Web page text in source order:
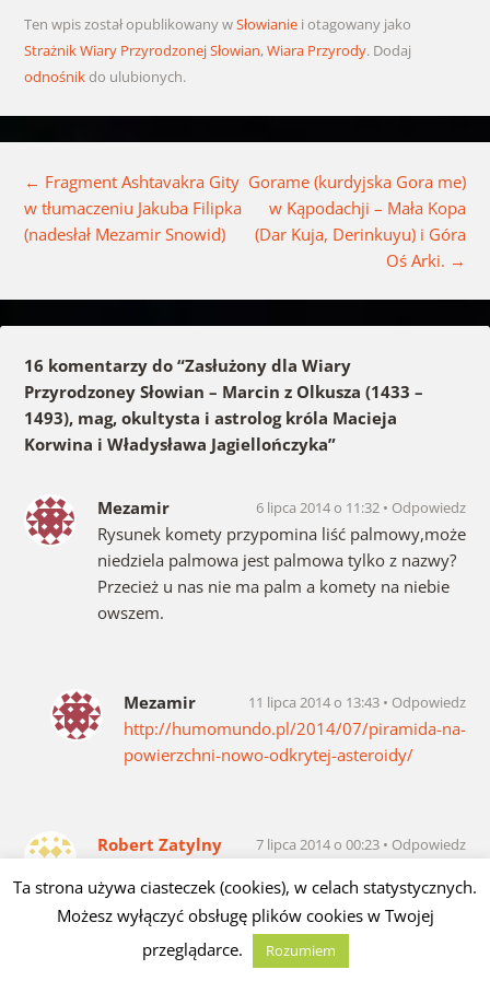
Ten wpis został opublikowany wSłowianiei otagowany jako
Strażnik Wiary Przyrodzonej Słowian,Wiara Przyrody. Dodaj
odnośnikdo ulubionych.
← Fragment Ashtavakra Gity
w tłumaczeniu Jakuba Filipka
(nadesłał Mezamir Snowid)
Gorame (kurdyjska Gora me)
w Kąpodachji – Mała Kopa
(Dar Kuja, Derinkuyu) i Góra
Oś Arki. →
16 komentarzy do “Zasłużony dla Wiary
Przyrodzoney Słowian – Marcin z Olkusza (1433 –
1493), mag, okultysta i astrolog króla Macieja
Korwina i Władysława Jagiellończyka”
Mezamir 6 lipca 2014 o 11:32 Odpowiedz
Rysunek komety przypomina liść palmowy,może
niedziela palmowa jest palmowa tylko z nazwy?
Przecież u nas nie ma palm a komety na niebie
owszem.
Mezamir 11 lipca 2014 o 13:43 Odpowiedz
http://humomundo.pl/2014/07/piramida-na-
powierzchni-nowo-odkrytej-asteroidy/
Robert Zatylny 7 lipca 2014 o 00:23 Odpowiedz
nazywacie Pogaństwem? Największym
pogaństwem jest katolicyzm,nawet Wandalowie
zniszczyli doszczętnie Rzym jako kolebkę
Ta strona używa ciasteczek (cookies), w celach statystycznych.
Możesz wyłączyć obsługę plików cookies w Twojej
przeglądarce.
Rozumiem